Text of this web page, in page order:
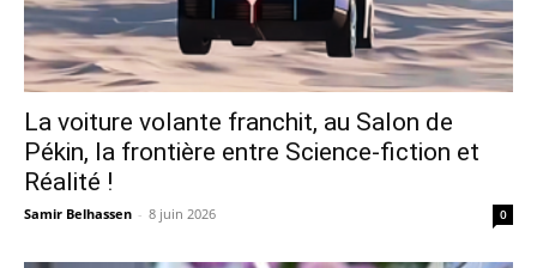
La voiture volante franchit, au Salon de
Pékin, la frontière entre Science-fiction et
Réalité !
Samir Belhassen - 8 juin 2026 0